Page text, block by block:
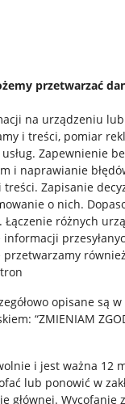
przetwarzać
na urządzeniu
i treści, pomiar
. Zapewnienie
i naprawianie
treści. Zapisanie
o nich.
. Łączenie różnych
opisane są
“ZMIENIAM
i jest ważna 12
lub ponowić w
głównej. Wycofanie
aplikację